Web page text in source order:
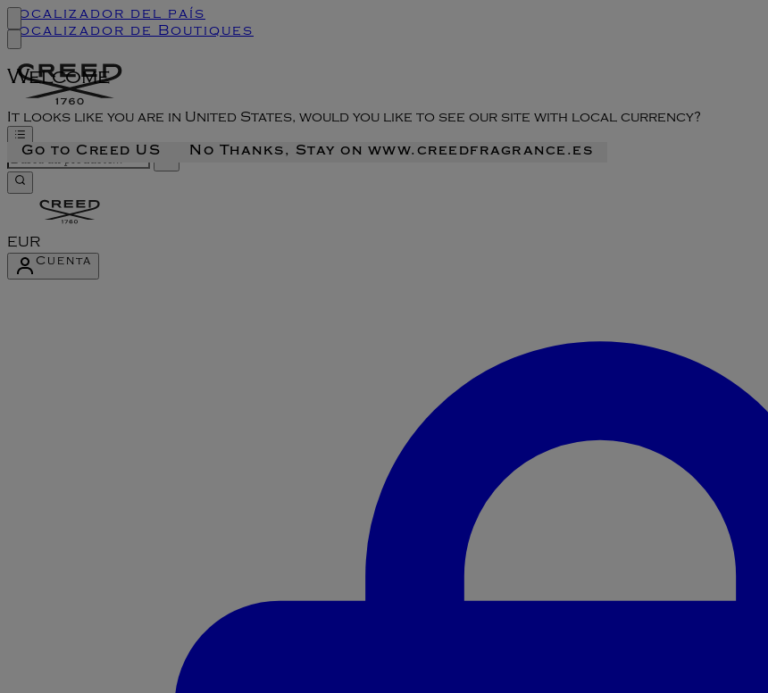
Welcome
It looks like you are in United States, would you like to see our site with local currency?
Go to Creed US No Thanks, Stay on www.creedfragrance.es
Localizador del país
Localizador de Boutiques
EUR
Cuenta